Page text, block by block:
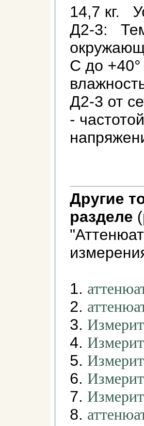
14,7 кг.
Д2-3:
С до
Д2-3 от
-
Другие
разделе
1.
2.
3.
4.
5.
6.
7.
8.